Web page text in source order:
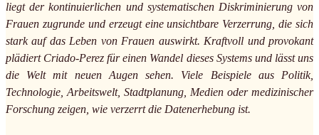
liegt der kontinuierlichen und systematischen Diskriminierung von
Frauen zugrunde und erzeugt eine unsichtbare Verzerrung, die sich
stark auf das Leben von Frauen auswirkt. Kraftvoll und provokant
plädiert Criado-Perez für einen Wandel dieses Systems und lässt uns
die Welt mit neuen Augen sehen. Viele Beispiele aus Politik,
Technologie, Arbeitswelt, Stadtplanung, Medien oder medizinischer
Forschung zeigen, wie verzerrt die Datenerhebung ist.